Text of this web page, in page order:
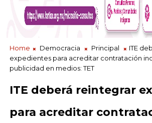
Home Democracia Principal
ITE
expedientes para acreditar contratación
publicidad en medios: TET
ITE deberá reintegrar
para acreditar